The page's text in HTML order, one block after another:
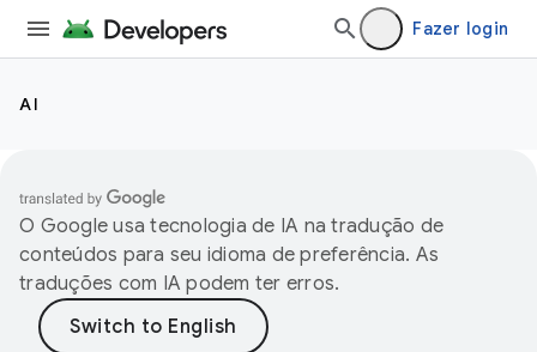
Fazer login
AI
O Google usa tecnologia de IA na tradução de
conteúdos para seu idioma de preferência. As
traduções com IA podem ter erros.